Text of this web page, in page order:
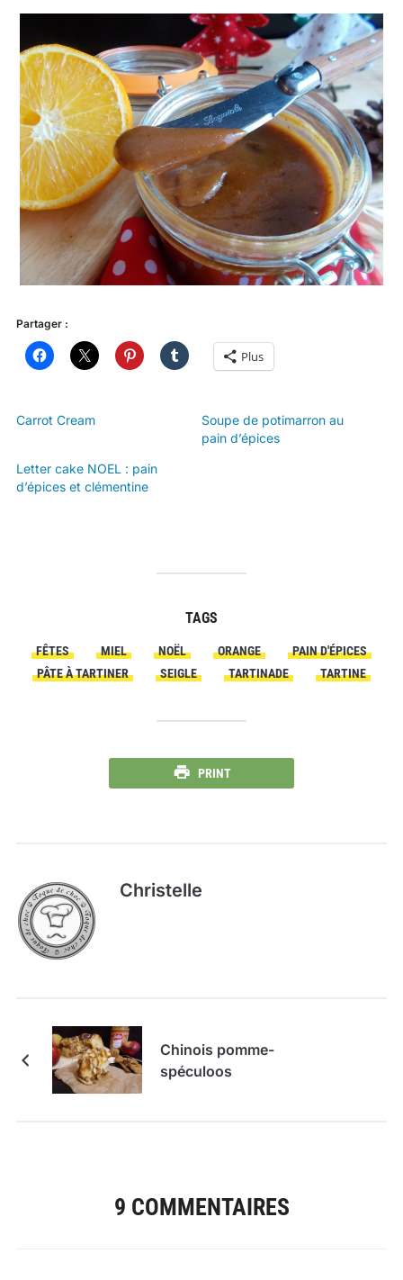
Partager :
Plus
Carrot Cream
Soupe de potimarron au
pain d’épices
Letter cake NOEL : pain
d’épices et clémentine
TAGS
FÊTES MIEL NOËL ORANGE
PAIN D'ÉPICES
PÂTE À TARTINER
SEIGLE TARTINADE TARTINE
PRINT
Christelle
Chinois pomme-
spéculoos
9 COMMENTAIRES